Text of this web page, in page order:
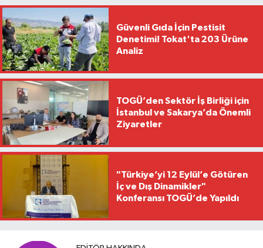
Güvenli Gıda İçin Pestisit
Denetimi! Tokat'ta 203 Ürüne
Analiz
TOGÜ’den Sektör İş Birliği için
İstanbul ve Sakarya’da Önemli
Ziyaretler
"Türkiye’yi 12 Eylül’e Götüren
İç ve Dış Dinamikler"
Konferansı TOGÜ’de Yapıldı